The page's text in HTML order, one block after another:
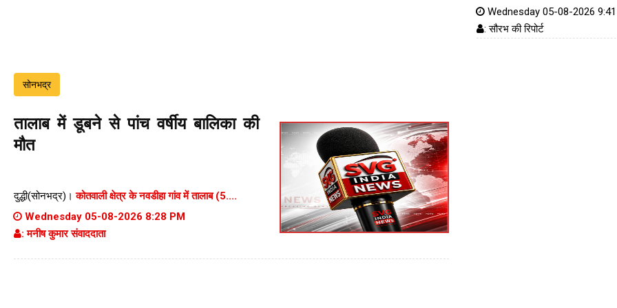
Wednesday 05-08-2026
: सौरभ की रिपोर्ट
सोनभद्र
तालाब में डूबने से पांच वर्षीय बालिका की
मौत
दुद्धी(सोनभद्र)।कोतवाली क्षेत्र के नवडीहा गांव में तालाब (5....
Wednesday 05-08-2026 8:28 PM
: मनीष कुमार संवाददाता